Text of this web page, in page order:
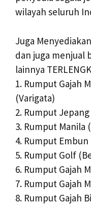
wilayah seluruh
Juga
dan juga menjual
lainnya
1. Rumput Gajah
(Varigata)
2. Rumput
3. Rumput Manila
4. Rumput
5. Rumput Golf
6. Rumput Gajah
7. Rumput Gajah
8. Rumput Gajah